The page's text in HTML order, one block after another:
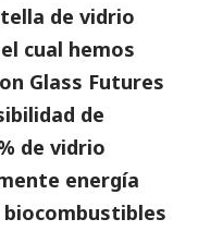
de vidrio
cual hemos
Glass Futures
de
de vidrio
energía